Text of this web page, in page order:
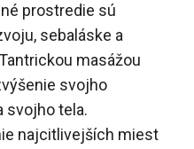
prostredie sú
sebaláske a
masážou
svojho
svojho tela.
najcitlivejších miest